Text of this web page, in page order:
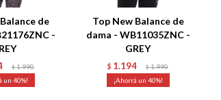
de
-
$ 1.990
40
Top New Balance de
dama - WB11035ZNC -
GREY
$ 1.194 $ 1.990
40